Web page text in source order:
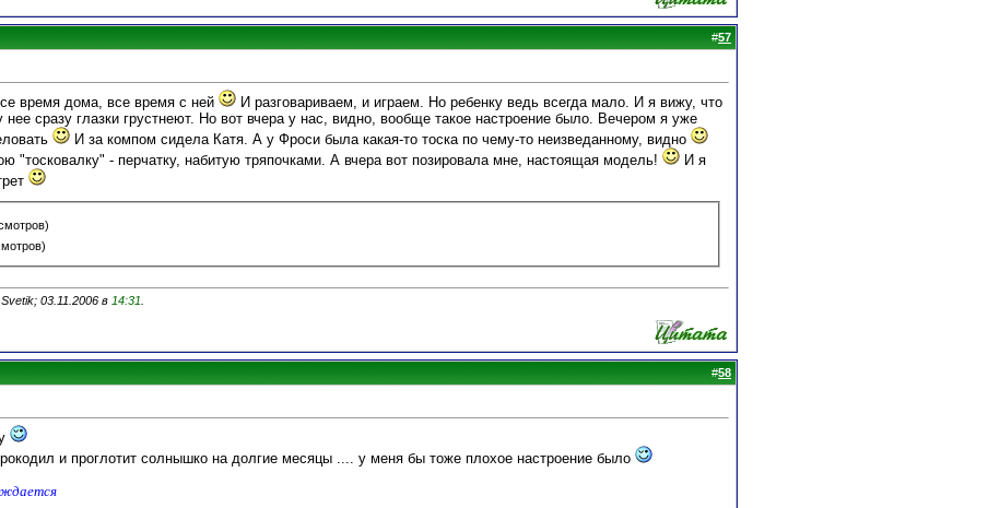
#57
время дома, все время с ней
И разговариваем, и играем. Но ребенку ведь всегда мало. И я вижу, что
нее сразу глазки грустнеют. Но вот вчера у нас, видно, вообще такое настроение было. Вечером я уже
И за компом сидела Катя. А у Фроси была какая-то тоска по чему-то неизведанному, видно
"тосковалку" - перчатку, набитую тряпочками. А вчера вот позировала мне, настоящая модель!
И я
03.11.2006 в 14:31
#58
и проглотит солнышко на долгие месяцы .... у меня бы тоже плохое настроение было